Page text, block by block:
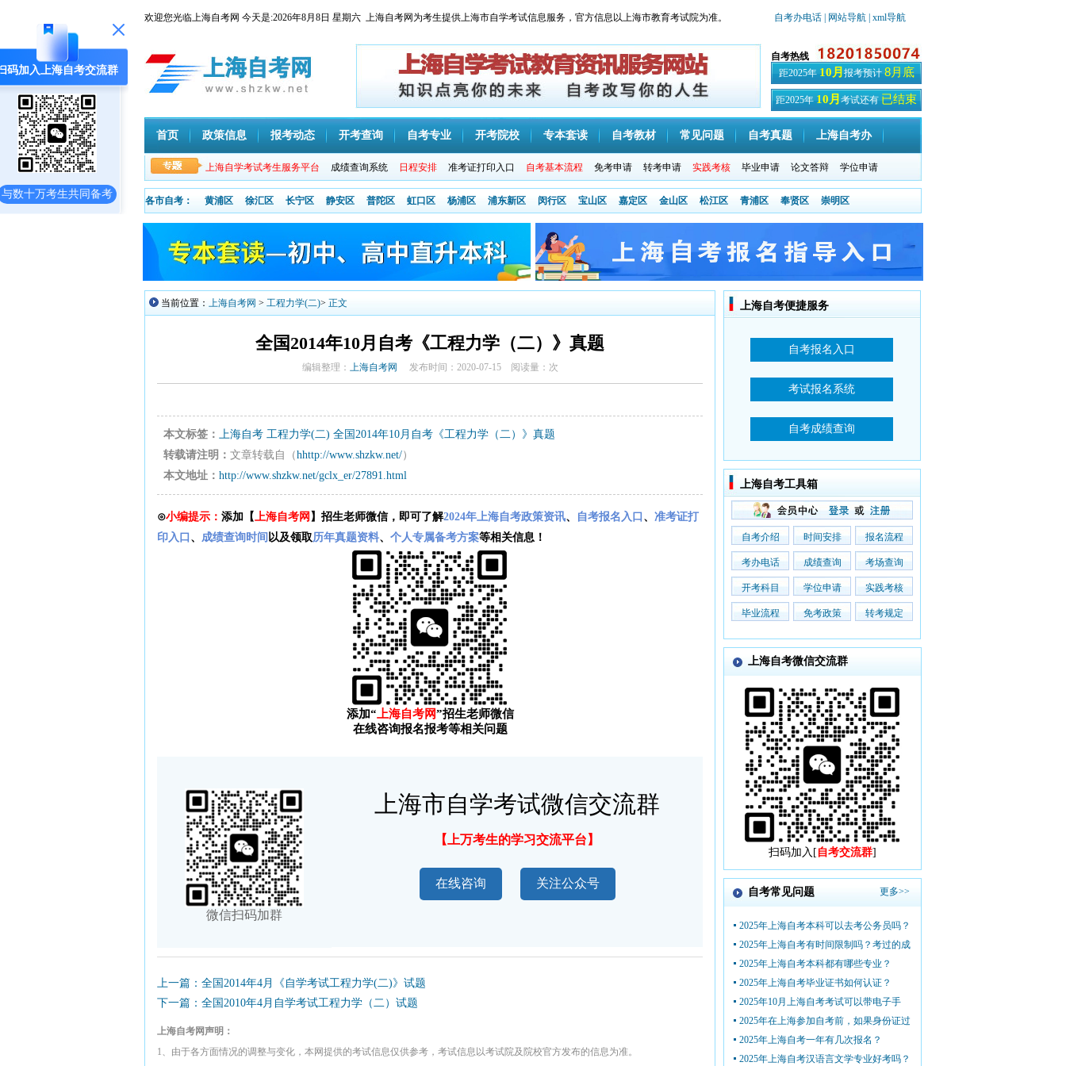
码加入上海自考交流群
与数十万考生共同备考
欢迎您光临上海自考网 今天是:2026年8月8日 星期六 上海自考网为考生提供上海市自学考试信息服务，官方信息以上海市教育考试院为准。 自考办电话 | 网站导航 | xml导航
自考热线
距2025年 10月 报考预计 8月底
距2025年 10月 考试还有 已结束
天
首页 政策信息 报考动态 开考查询 自考专业 开考院校 专本套读 自考教材 常见问题 自考真题 上海自考办
上海自学考试考生服务平台 成绩查询系统 日程安排 准考证打印入口 自考基本流程 免考申请 转考申请 实践考核 毕业申请 论文答辩 学位申请
各市自考： 黄浦区 徐汇区 长宁区 静安区 普陀区 虹口区 杨浦区 浦东新区 闵行区 宝山区 嘉定区 金山区 松江区 青浦区 奉贤区 崇明区
当前位置： 上海自考网 > 工程力学(二)> 正文
全国2014年10月自考《工程力学（二）》真题
编辑整理： 上海自考网 发布时间：2020-07-15 阅读量： 次
本文标签： 上海自考 工程力学(二) 全国2014年10月自考《工程力学（二）》真题
转载请注明： 文章转载自（hhttp://www.shzkw.net/）
本文地址： http://www.shzkw.net/gclx_er/27891.html
⊙小编提示： 添加【上海自考网 】招生老师微信，即可了解2024年上海自考政策资讯、 自考报名入口 、 准考证打
印入口 、 成绩查询时间 以及领取历年真题资料、 个人专属备考方案等相关信息！
添加“ 上海自考网”招生老师微信
在线咨询报名报考等相关问题
微信扫码加群
上海市自学考试微信交流群
【上万考生的学习交流平台】
在线咨询 关注公众号
上一篇：全国2014年4月《自学考试工程力学(二)》试题
下一篇：全国2010年4月自学考试工程力学（二）试题
上海自考网声明：
1、由于各方面情况的调整与变化，本网提供的考试信息仅供参考，考试信息以考试院及院校官方发布的信息为准。
上海自考便捷服务
上海自考工具箱
自考介绍 时间安排 报名流程
考办电话 成绩查询 考场查询
开考科目 学位申请 实践考核
毕业流程 免考政策 转考规定
上海自考微信交流群
扫码加入[ 自考交流群]
自考常见问题 更多>>
2025年上海自考本科可以去考公务员吗？
2025年上海自考有时间限制吗？考过的成
2025年上海自考本科都有哪些专业？
2025年上海自考毕业证书如何认证？
2025年10月上海自考考试可以带电子手
2025年在上海参加自考前，如果身份证过
2025年上海自考一年有几次报名？
2025年上海自考汉语言文学专业好考吗？